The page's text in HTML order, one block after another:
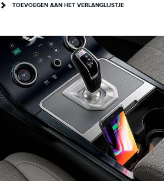
TOEVOEGEN AAN HET VERLANGLIJSTJE